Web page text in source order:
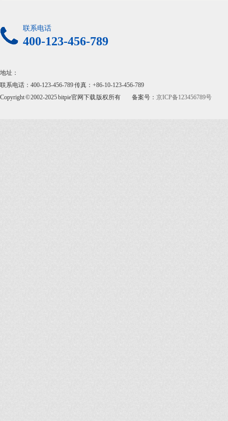
联系电话
400-123-456-789
地址：
联系电话：400-123-456-789 传真：+86-10-123-456-789
Copyright © 2002-2025 bitpie官网下载 版权所有
备案号： 京ICP备123456789号